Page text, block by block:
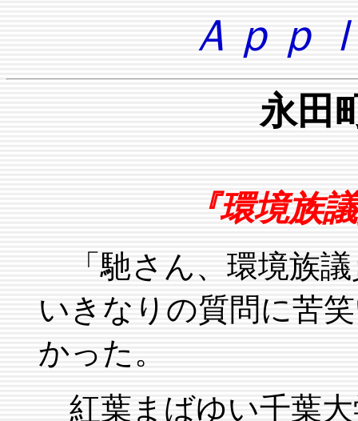
Ａｐｐ
永田
『環境族
「馳さん、環境族
いきなりの質問に苦
かった。
紅葉まばゆい千葉